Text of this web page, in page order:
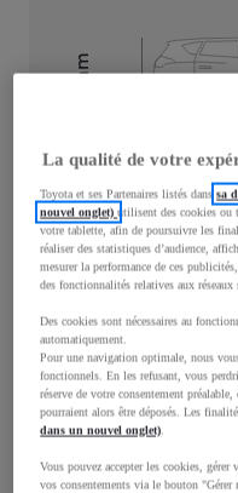
3
mm
1 740
Consommation mixte
La qualité de votre
Toyota et ses Partenaires listés danssa
nouvel onglet)utilisent des cookies ou
votre tablette, afin de poursuivre les
réaliser des statistiques d’audience,
mesurer la performance de ces
des fonctionnalités relatives aux réseaux
Des cookies sont nécessaires au
automatiquement.
Pour une navigation optimale, nous
fonctionnels. En les refusant, vous
réserve de votre consentement
pourraient alors être déposés. Les
dans un nouvel onglet).
Vous pouvez accepter les cookies,
vos consentements via le bouton